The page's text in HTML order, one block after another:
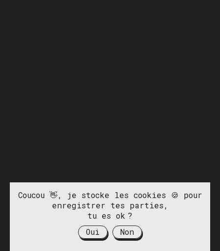
Coucou 👋, je stocke les cookies 🍪 pour
enregistrer tes parties,
tu es ok ?
Oui
Non
Fait avec ❤️ par
@antoinedemacon